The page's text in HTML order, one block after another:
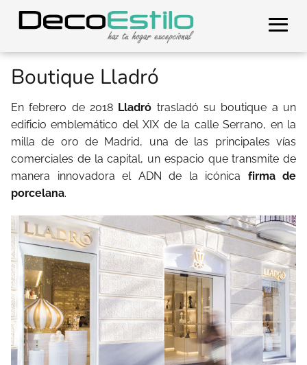
Boutique Lladró
En febrero de 2018 Lladró trasladó su boutique a un
edificio emblemático del XIX de la calle Serrano, en la
milla de oro de Madrid, una de las principales vías
comerciales de la capital, un espacio que transmite de
manera innovadora el ADN de la icónica firma de
porcelana.